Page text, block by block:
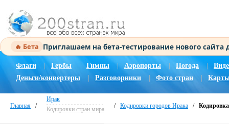
🔥 Бета Приглашаем на бета-тестирование нового
Флаги Гербы Гимны | Аэропорты Погода |
Деньги/конвертеры
Разговорники Фото стран
Главная /
Ирак
Кодировки стран мира
/ Кодировки городов Ирака / Кодировка